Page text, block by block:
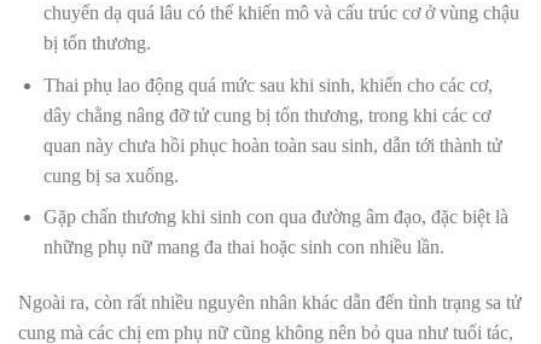
chuyển dạ quá lâu có thể khiến mô và cấu trúc cơ ở vùng chậu
bị tổn thương.
Thai phụ lao động quá mức sau khi sinh, khiến cho các cơ,
dây chằng nâng đỡ tử cung bị tổn thương, trong khi các cơ
quan này chưa hồi phục hoàn toàn sau sinh, dẫn tới thành tử
cung bị sa xuống.
Gặp chấn thương khi sinh con qua đường âm đạo, đặc biệt là
những phụ nữ mang đa thai hoặc sinh con nhiều lần.
Ngoài ra, còn rất nhiều nguyên nhân khác dẫn đến tình trạng sa tử
cung mà các chị em phụ nữ cũng không nên bỏ qua như tuổi tác,